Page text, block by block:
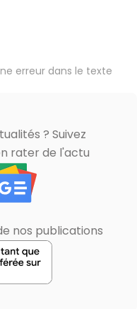
erreur dans le texte
? Suivez
rater de l'actu
nos publications